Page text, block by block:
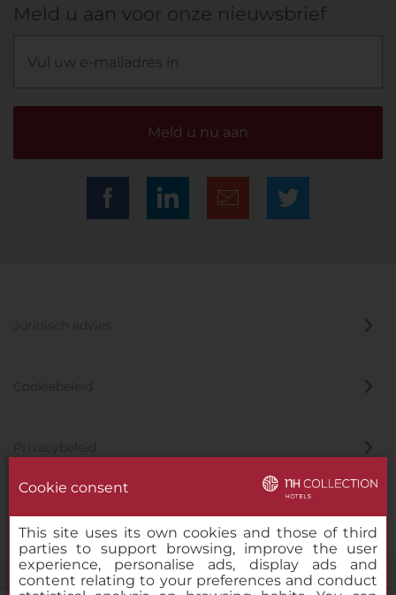
Meld u aan voor onze nieuwsbrief
Meld u nu aan
Privacybeleid
Cookie consent
This site uses its own cookies and those of third
parties to support browsing, improve the user
experience, personalise ads, display ads and
content relating to your preferences and conduct